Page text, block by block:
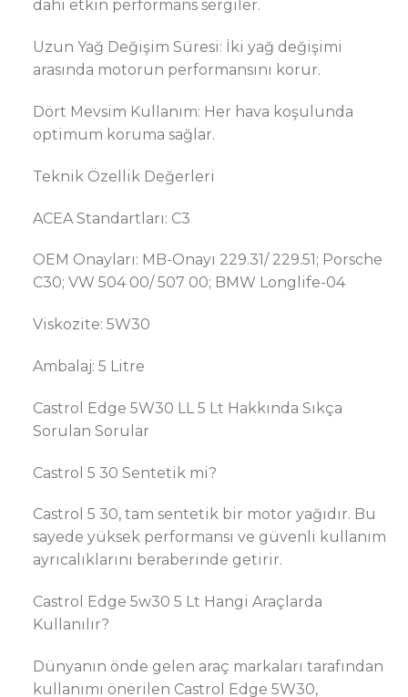
dahi etkin performans sergiler.
Uzun Yağ Değişim Süresi: İki yağ değişimi
arasında motorun performansını korur.
Dört Mevsim Kullanım: Her hava koşulunda
optimum koruma sağlar.
Teknik Özellik Değerleri
ACEA Standartları: C3
OEM Onayları: MB-Onayı 229.31/ 229.51; Porsche
C30; VW 504 00/ 507 00; BMW Longlife-04
Viskozite: 5W30
Ambalaj: 5 Litre
Castrol Edge 5W30 LL 5 Lt Hakkında Sıkça
Sorulan Sorular
Castrol 5 30 Sentetik mi?
Castrol 5 30, tam sentetik bir motor yağıdır. Bu
sayede yüksek performansı ve güvenli kullanım
ayrıcalıklarını beraberinde getirir.
Castrol Edge 5w30 5 Lt Hangi Araçlarda
Kullanılır?
Dünyanın önde gelen araç markaları tarafından
kullanımı önerilen Castrol Edge 5W30,